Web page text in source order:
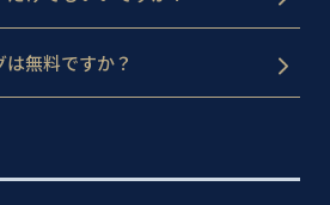
無料ですか？